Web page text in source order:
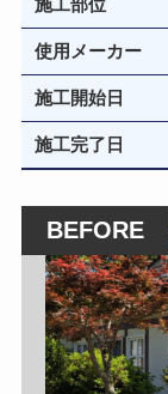
施工部位
使用メーカー
施工開始日
施工完了日
BEFORE